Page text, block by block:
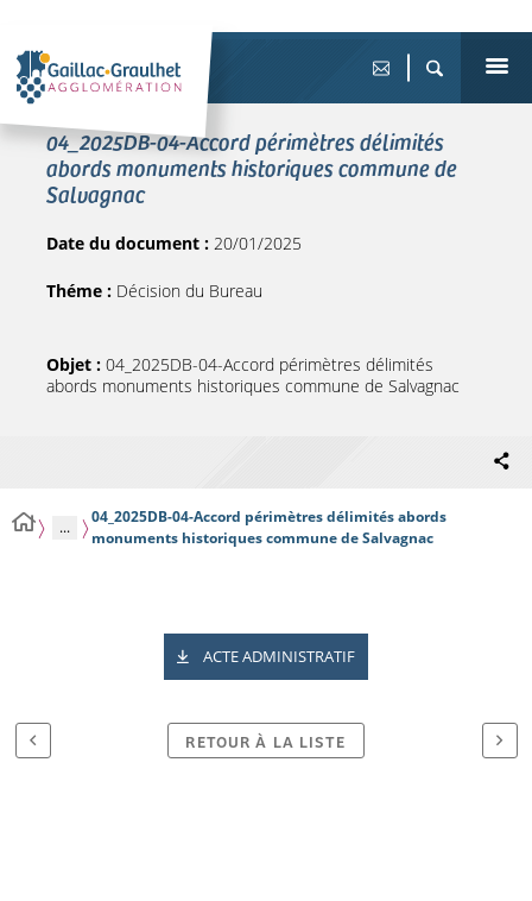
04_2025DB-04-Accord périmètres délimités
abords monuments historiques commune de
Salvagnac
Date du document : 20/01/2025
Théme : Décision du Bureau
Objet : 04_2025DB-04-Accord périmètres délimités
abords monuments historiques commune de Salvagnac
...
04_2025DB-04-Accord périmètres délimités abords
monuments historiques commune de Salvagnac
ACTE ADMINISTRATIF
RETOUR À LA LISTE